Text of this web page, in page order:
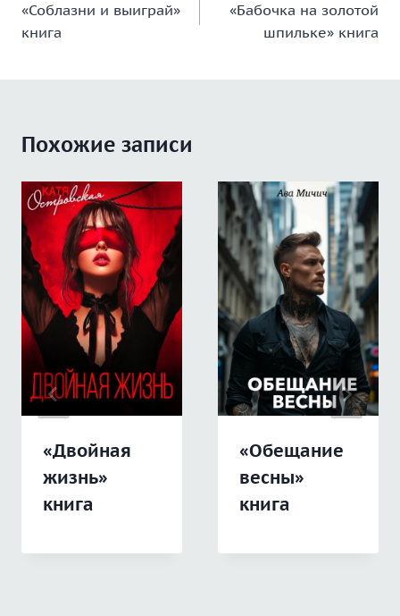
по
записям
«Соблазни и выиграй»
книга
«Бабочка на золотой
шпильке» книга
Похожие записи
«Двойная
жизнь»
книга
«Обещание
весны»
книга